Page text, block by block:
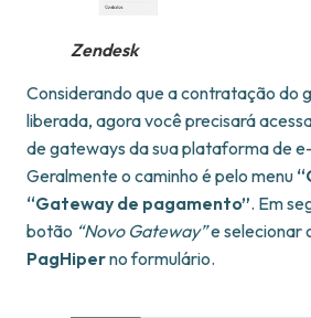
Zendesk
Considerando que a contratação do
liberada, agora você precisará
de gateways da sua plataforma de
Geralmente o caminho é pelo menu
“Gateway de pagamento”. Em
botão “Novo Gateway”e selecionar
PagHiperno formulário.